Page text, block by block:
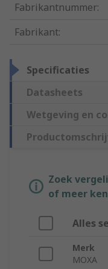
Fabrikantnummer:
Fabrikant:
Specificaties
Datasheets
Wetgeving en
Zoek
of meer
Alles
Merk
MOXA